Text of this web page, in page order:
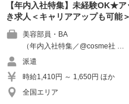
【年内入社特集】未経験OK★
き求人＜キャリアアップも可能＞
美容部員・BA
（年内入社特集／@cosme社 …
派遣
時給1,410円 ～ 1,650円 ほか
全国エリア